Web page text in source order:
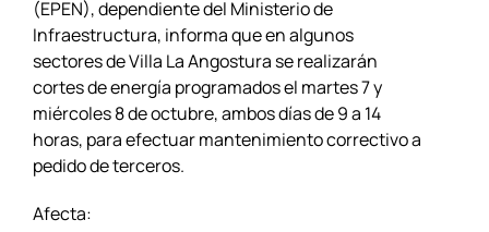
(EPEN), dependiente del Ministerio de
Infraestructura, informa que en algunos
sectores de Villa La Angostura se realizarán
cortes de energía programados el martes 7 y
miércoles 8 de octubre, ambos días de 9 a 14
horas, para efectuar mantenimiento correctivo a
pedido de terceros.
Afecta: